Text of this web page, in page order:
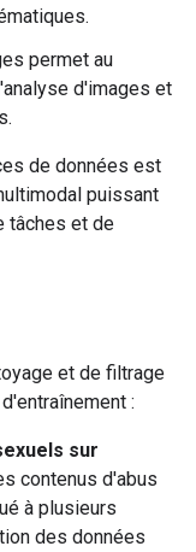
permet au
d'images et
de données est
puissant
tâches et de
et de filtrage
:
sur
contenus d'abus
à plusieurs
des données